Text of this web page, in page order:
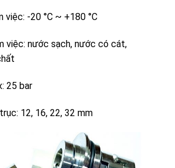
việc: -20 °C ~ +180 °C
việc: nước sạch, nước có cát,
25 bar
12, 16, 22, 32 mm